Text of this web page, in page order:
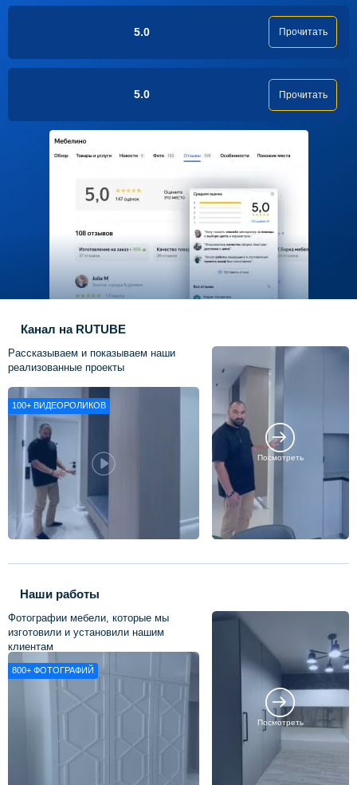
5.0 Прочитать
5.0 Прочитать
Канал на RUTUBE
Рассказываем и показываем наши
реализованные проекты
100+ ВИДЕОРОЛИКОВ
Посмотреть
Наши работы
Фотографии мебели, которые мы
изготовили и установили нашим
клиентам
800+ ФОТОГРАФИЙ
Посмотреть